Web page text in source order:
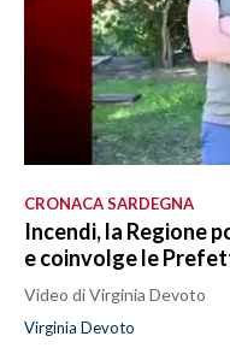
CRONACA SARDEGNA
Incendi, la Regione
e coinvolge le
Video di Virginia Devoto
Virginia Devoto